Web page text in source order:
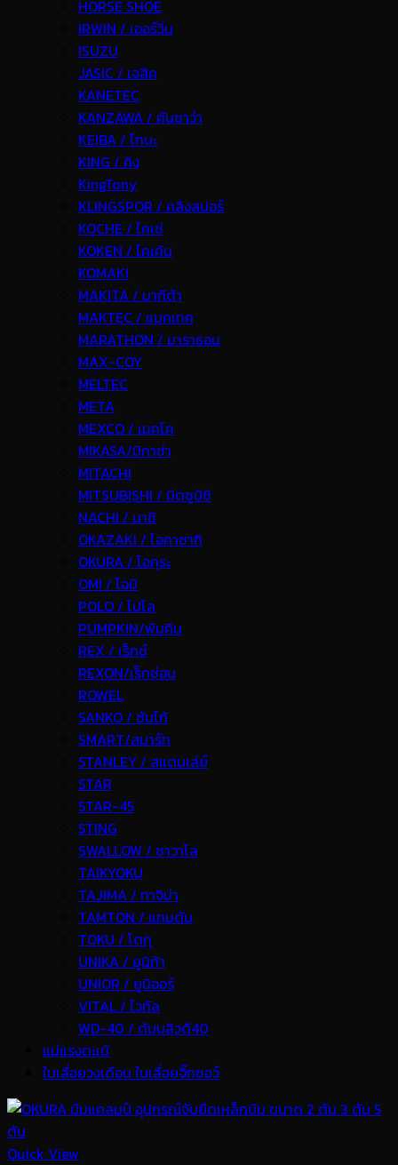
HORSE SHOE
IRWIN / เออร์วิ่น
ISUZU
JASIC / เจสิค
KANETEC
KANZAWA / คันซาว่า
KEIBA / ไกบะ
KING / คิง
KingTony
KLINGSPOR / คลิงสปอร์
KOCHE / โคเช่
KOKEN / โคเค้น
KOMAKI
MAKITA / มากีต้า
MAKTEC / แมคเทค
MARATHON / มาราธอน
MAX-COY
MELTEC
META
MEXCO / เมคโค
MIKASA/มิกาซ่า
MITACHI
MITSUBISHI / มิตซูบิชิ
NACHI / นาชิ
OKAZAKI / โอคาซากิ
OKURA / โอกุระ
OMI / โอมิ
POLO / โปโล
PUMPKIN/พัมคิน
REX / เร็กช์
REXON/เร็กซ่อน
ROWEL
SANKO / ซันโก้
SMART/สมาร์ท
STANLEY / สแตนเล่ย์
STAR
STAR-45
STING
SWALLOW / ซาวาโล
TAIKYOKU
TAJIMA / ทาจิม่า
TAMTON / แทมตัน
TOKU / โตกุ
UNIKA / ยูนิก้า
UNIOR / ยูนิออร์
VITAL / ไวทัล
WD-40 / ดับบลิวดี40
แม่แรงตะเข้
ใบเลื่อยวงเดือน ใบเลื่อยจิ๊กซอว์
Quick View